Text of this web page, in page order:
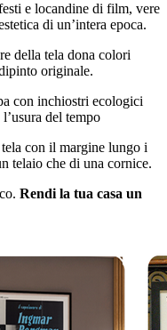
e locandine di film, vere
di un’intera epoca.
della tela dona colori
originale.
con inchiostri ecologici
del tempo
con il margine lungo i
telaio che di una cornice.
Rendi la tua casa un